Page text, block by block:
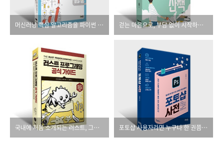
머신러닝 핵심 알고리즘을 파이썬 코드와 그래프로 배운다! 걷는 마음으로, 부담 없이 시작하는 함수형 언어 입문!
국내에 처음 소개되는 러스트, 그것도 공식 가이드! 포토샵 사용자라면 누구나 한 권쯤 소장해야 할 책